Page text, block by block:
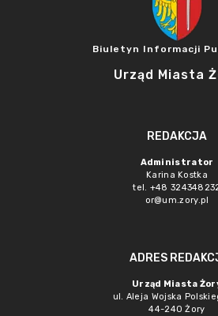
Biuletyn Informacji
Urząd Miasta
REDAKCJA
Administrator
Karina Kostka
tel. +48
or@um.zory.pl
ADRES
Urząd Miasta
ul. Aleja Wojska
44-240 Żory